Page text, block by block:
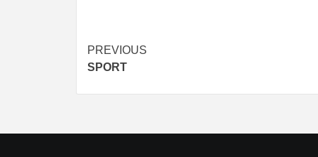
Post
navigation
PREVIOUS
SPORT